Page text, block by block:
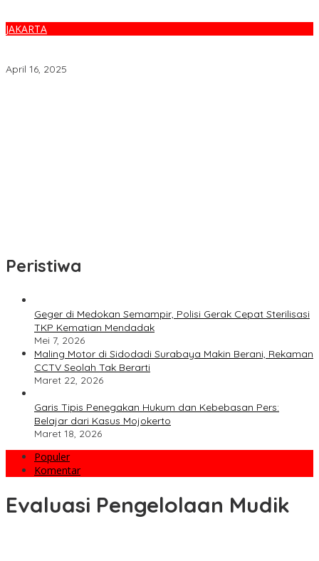
JAKARTA
April 16, 2025
Peristiwa
Geger di Medokan Semampir, Polisi Gerak Cepat Sterilisasi
TKP Kematian Mendadak
Mei 7, 2026
Maling Motor di Sidodadi Surabaya Makin Berani, Rekaman
CCTV Seolah Tak Berarti
Maret 22, 2026
Garis Tipis Penegakan Hukum dan Kebebasan Pers:
Belajar dari Kasus Mojokerto
Maret 18, 2026
Populer
Komentar
Evaluasi Pengelolaan Mudik